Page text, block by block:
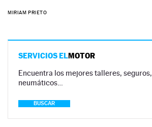
MIRIAM PRIETO
SERVICIOS ELMOTOR
Encuentra los mejores talleres,
neumáticos…
BUSCAR